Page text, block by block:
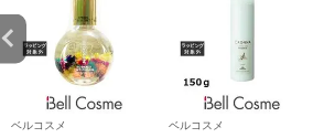
ベルコスメ ベルコスメ